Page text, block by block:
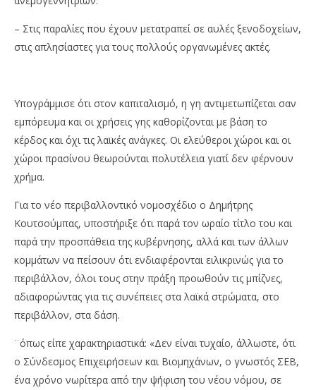
– Στις παραλίες που έχουν μετατραπεί σε αυλές ξενοδοχείων,
στις απλησίαστες για τους πολλούς οργανωμένες ακτές.
Υπογράμμισε ότι στον καπιταλισμό, η γη αντιμετωπίζεται σαν
εμπόρευμα και οι χρήσεις γης καθορίζονται με βάση το
κέρδος και όχι τις λαϊκές ανάγκες. Οι ελεύθεροι χώροι και οι
χώροι πρασίνου θεωρούνται πολυτέλεια γιατί δεν φέρνουν
χρήμα.
Για το νέο περιβαλλοντικό νομοσχέδιο ο Δημήτρης
Κουτσούμπας, υποστήριξε ότι παρά τον ωραίο τίτλο του και
παρά την προσπάθεια της κυβέρνησης, αλλά και των άλλων
κομμάτων να πείσουν ότι ενδιαφέρονται ειλικρινώς για το
περιβάλλον, όλοι τους στην πράξη προωθούν τις μπίζνες,
αδιαφορώντας για τις συνέπειες στα λαϊκά στρώματα, στο
περιβάλλον, στα δάση.
¨όπως είπε χαρακτηριαστικά: «Δεν είναι τυχαίο, άλλωστε, ότι
ο Σύνδεσμος Επιχειρήσεων και Βιομηχάνων, ο γνωστός ΣΕΒ,
ένα χρόνο νωρίτερα από την ψήφιση του νέου νόμου, σε